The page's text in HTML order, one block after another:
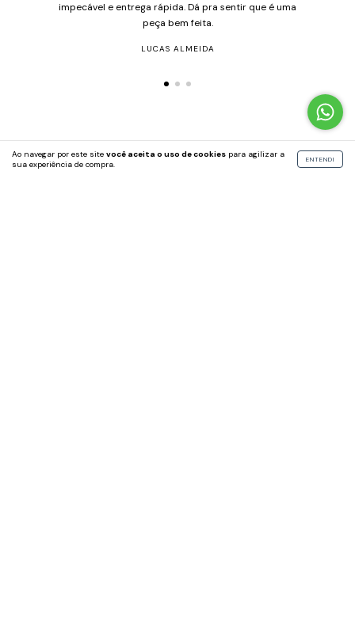
Ao navegar por este site você aceita o uso de cookies para agilizar a
sua experiência de compra.
ENTENDI
impecável e entrega rápida. Dá pra sentir que é uma
peça bem feita.
LUCAS ALMEIDA